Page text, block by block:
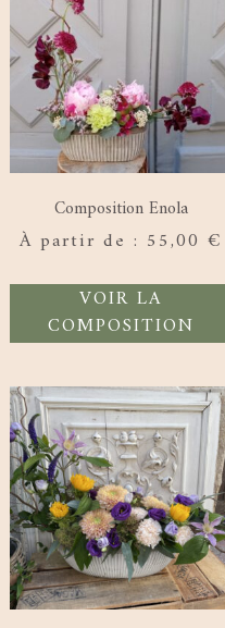
Composition Enola
À partir de : 55,00 €
VOIR LA
COMPOSITION